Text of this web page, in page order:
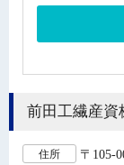
前田工繊産資
住所
〒105-